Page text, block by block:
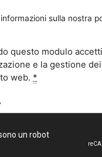
sulla nostra
questo modulo
e la gestione
web. *